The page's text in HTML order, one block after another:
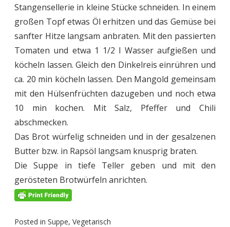
Stangensellerie in kleine Stücke schneiden. In einem
großen Topf etwas Öl erhitzen und das Gemüse bei
sanfter Hitze langsam anbraten. Mit den passierten
Tomaten und etwa 1 1/2 l Wasser aufgießen und
köcheln lassen. Gleich den Dinkelreis einrühren und
ca. 20 min köcheln lassen. Den Mangold gemeinsam
mit den Hülsenfrüchten dazugeben und noch etwa
10 min kochen. Mit Salz, Pfeffer und Chili
abschmecken.
Das Brot würfelig schneiden und in der gesalzenen
Butter bzw. in Rapsöl langsam knusprig braten.
Die Suppe in tiefe Teller geben und mit den
gerösteten Brotwürfeln anrichten.
Posted in Suppe, Vegetarisch